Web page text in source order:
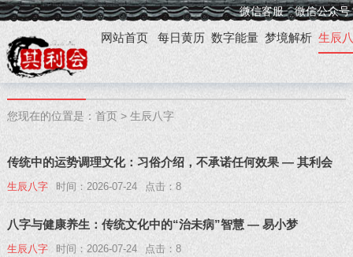
微信客服 微信公众号
网站首页 每日黄历 数字能量 梦境解析 生辰
您现在的位置是： 首页> 生辰八字
传统中的运势调理文化：习俗介绍，不承诺任何效果 — 其利会
生辰八字 时间：2026-07-24 点击：8
八字与健康养生：传统文化中的“治未病”智慧 — 易小梦
生辰八字 时间：2026-07-24 点击：8